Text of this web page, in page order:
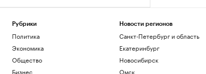
Рубрики
Политика
Экономика
Общество
Бизнес
Новости регионов
Санкт-Петербург и область
Екатеринбург
Новосибирск
Омск